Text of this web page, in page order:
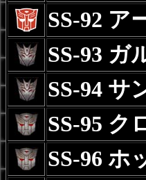
SS-92 ア
SS-93 ガ
SS-94 サ
SS-95 ク
SS-96 ホ